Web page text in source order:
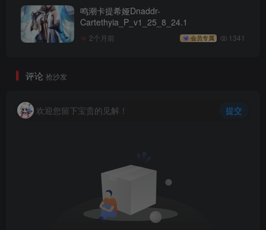
鸣潮卡提希娅Dnaddr-
Cartethyia_P_v1_25_8_24.1
2个月前 会员专属 1341
评论 抢沙发
欢迎您留下宝贵的见解！ 提交